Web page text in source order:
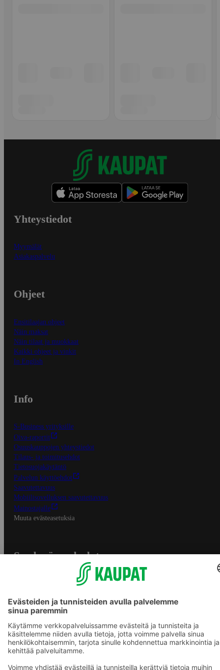
Yhteystiedot
Myymälät
Asiakaspalvelu
Ohjeet
Ensitilaajan ohjeet
Näin maksat
Näin tilaat ja muokkaat
Kaikki ohjeet ja vinkit
In English
Info
S-Business yrityksille
Oiva-raportit
Osuuskauppojen yhteystiedot
Tilaus- ja toimitusehdot
Tietosuojakäytäntö
Palvelun käyttöehdot
Saavutettavuus
Mobiilisovelluksen saavutettavuus
Mainostajalle
Muuta evästeasetuksia
S-ryhmän palvelut
Yhteishyvä Ruoka -sovellus
S-ostoslista -sovellus
Prisma.fi
Sokos.fi
S-Pankki